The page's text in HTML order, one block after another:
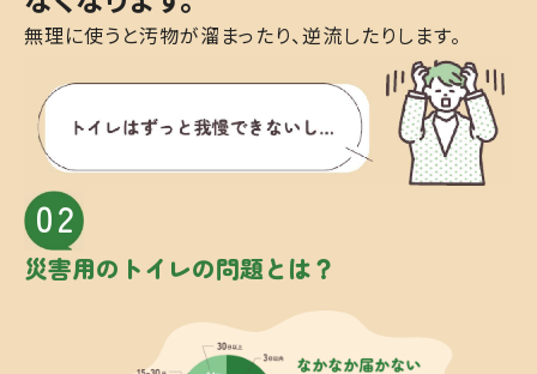
無理に使うと汚物が溜まったり、逆流したりします。
02
災害用の トイレの問題とは？